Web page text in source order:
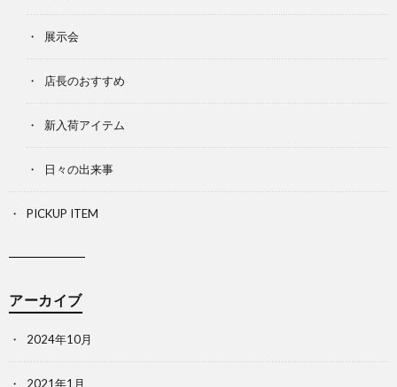
展示会
店長のおすすめ
新入荷アイテム
日々の出来事
PICKUP ITEM
アーカイブ
2024年10月
2021年1月